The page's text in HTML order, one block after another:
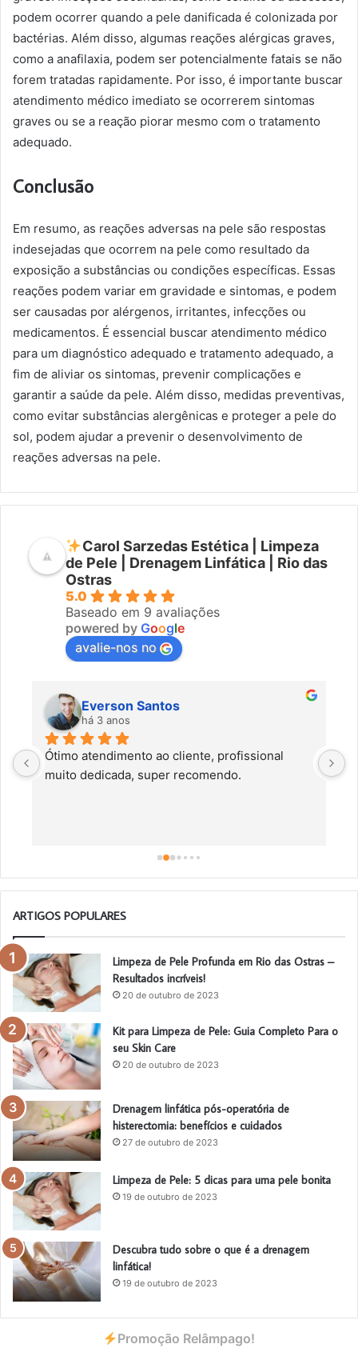
podem ocorrer quando a pele danificada é colonizada por
bactérias. Além disso, algumas reações alérgicas graves,
como a anafilaxia, podem ser potencialmente fatais se não
forem tratadas rapidamente. Por isso, é importante buscar
atendimento médico imediato se ocorrerem sintomas
graves ou se a reação piorar mesmo com o tratamento
adequado.
Conclusão
Em resumo, as reações adversas na pele são respostas
indesejadas que ocorrem na pele como resultado da
exposição a substâncias ou condições específicas. Essas
reações podem variar em gravidade e sintomas, e podem
ser causadas por alérgenos, irritantes, infecções ou
medicamentos. É essencial buscar atendimento médico
para um diagnóstico adequado e tratamento adequado, a
fim de aliviar os sintomas, prevenir complicações e
garantir a saúde da pele. Além disso, medidas preventivas,
como evitar substâncias alergênicas e proteger a pele do
sol, podem ajudar a prevenir o desenvolvimento de
reações adversas na pele.
Carol Sarzedas Estética | Limpeza
de Pele | Drenagem Linfática | Rio das
Ostras
5.0
Baseado em 9 avaliações
powered by Google
avalie-nos no
Everson Santos
há 3 anos
Ótimo atendimento ao cliente, profissional
muito dedicada, super recomendo.
ARTIGOS POPULARES
Limpeza de Pele Profunda em Rio das Ostras –
Resultados incríveis!
20 de outubro de 2023
Kit para Limpeza de Pele: Guia Completo Para o
seu Skin Care
20 de outubro de 2023
Drenagem linfática pós-operatória de
histerectomia: benefícios e cuidados
27 de outubro de 2023
Limpeza de Pele: 5 dicas para uma pele bonita
19 de outubro de 2023
Descubra tudo sobre o que é a drenagem
linfática!
19 de outubro de 2023
Promoção Relâmpago!